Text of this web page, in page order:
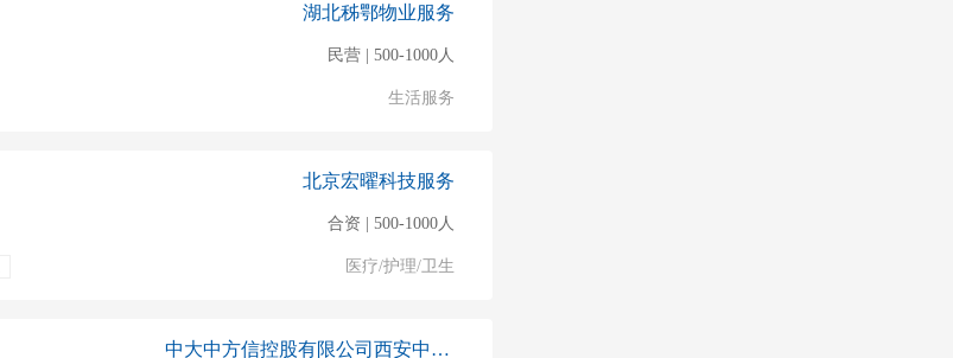
湖北秭鄂物业服务
民营 | 500-1000人
生活服务
北京宏曜科技服务
合资 | 500-1000人
医疗/护理/卫生
中大中方信控股有限公司西安中大国际商业中心